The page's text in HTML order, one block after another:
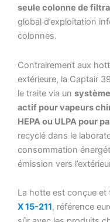
seule colonne de
global d’exploitation
colonnes.
Contrairement aux
extérieure, la Captair
le traite via un
actif pour vapeurs
HEPA ou ULPA pour
recyclé dans le
consommation
émission vers
La hotte est conçue et
X 15-211, référence